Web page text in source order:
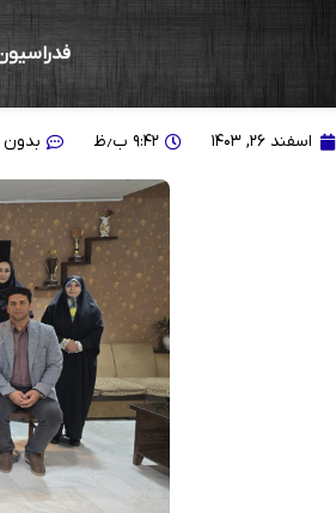
برگزاری آخرین جلسه هیات
اسفند ۲۶, ۱۴۰۳ ۹:۴۲ ب٫ظ بدون